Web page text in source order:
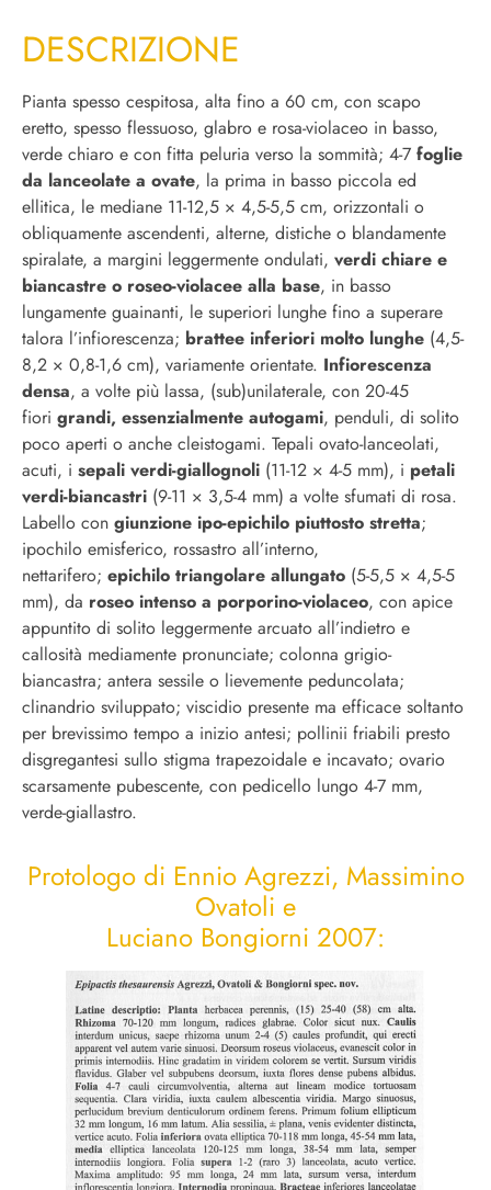
DESCRIZIONE
Pianta spesso cespitosa, alta fino a 60 cm, con scapo
eretto, spesso flessuoso, glabro e rosa-violaceo in basso,
verde chiaro e con fitta peluria verso la sommità; 4-7 foglie
da lanceolate a ovate, la prima in basso piccola ed
ellitica, le mediane 11-12,5 × 4,5-5,5 cm, orizzontali o
obliquamente ascendenti, alterne, distiche o blandamente
spiralate, a margini leggermente ondulati, verdi chiare e
biancastre o roseo-violacee alla base, in basso
lungamente guainanti, le superiori lunghe fino a superare
talora l’infiorescenza; brattee inferiori molto lunghe (4,5-
8,2 × 0,8-1,6 cm), variamente orientate. Infiorescenza
densa, a volte più lassa, (sub)unilaterale, con 20-45
fiori grandi, essenzialmente autogami, penduli, di solito
poco aperti o anche cleistogami. Tepali ovato-lanceolati,
acuti, i sepali verdi-giallognoli (11-12 × 4-5 mm), i petali
verdi-biancastri (9-11 × 3,5-4 mm) a volte sfumati di rosa.
Labello con giunzione ipo-epichilo piuttosto stretta;
ipochilo emisferico, rossastro all’interno,
nettarifero; epichilo triangolare allungato (5-5,5 × 4,5-5
mm), da roseo intenso a porporino-violaceo, con apice
appuntito di solito leggermente arcuato all’indietro e
callosità mediamente pronunciate; colonna grigio-
biancastra; antera sessile o lievemente peduncolata;
clinandrio sviluppato; viscidio presente ma efficace soltanto
per brevissimo tempo a inizio antesi; pollinii friabili presto
disgregantesi sullo stigma trapezoidale e incavato; ovario
scarsamente pubescente, con pedicello lungo 4-7 mm,
verde-giallastro.
Protologo di Ennio Agrezzi, Massimino
Ovatoli e
Luciano Bongiorni 2007: